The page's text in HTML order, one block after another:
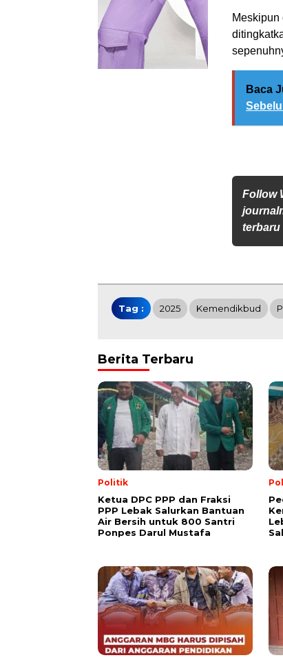
Baca
Follow
terbaru
Tag : 2025 Kemendikbud
Berita Terbaru
Politik
Ketua DPC PPP dan Fraksi
PPP Lebak Salurkan Bantuan
Air Bersih untuk 800 Santri
Ponpes Darul Mustafa